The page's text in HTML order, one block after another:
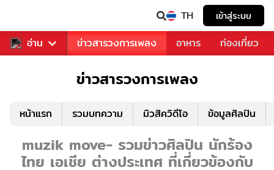
TH เข้าสู่ระบบ
อ่าน
ข่าวบันเทิง ข่าวสารวงการเพลง อาหาร ท่องเที่ยว
ข่าวสารวงการเพลง
หน้าแรก รวมบทความ มิวสิควิดีโอ ข้อมูลศิลปิน
muzik move- รวมข่าวศิลปิน นักร้อง
ไทย เอเชีย ต่างประเทศ ที่เกี่ยวข้องกับ